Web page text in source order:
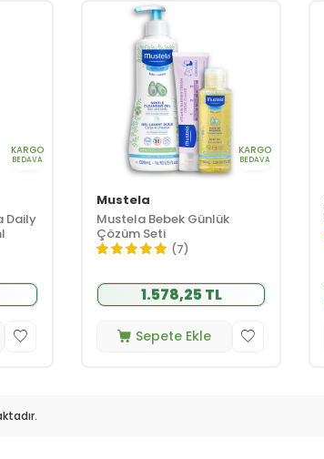
KARGO
BEDAVA
Daily
KARGO
BEDAVA
Mustela
Mustela Bebek Günlük
Çözüm Seti
(7)
1.578,25 TL
Sepete Ekle